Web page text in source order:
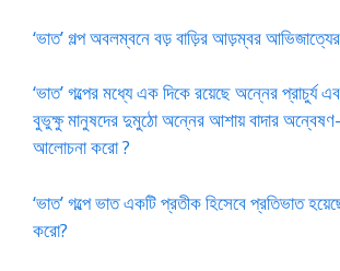
‘ভাত’ গল্প অবলম্বনে বড় বাড়ির আড়ম্বর
‘ভাত’ গল্পের মধ্যে এক দিকে রয়েছে অন্নের প্রাচুর্য
বুভুক্ষু মানুষদের দুমুঠো অন্নের আশায় বাদার অন্বেষণ-
আলোচনা করো ?
‘ভাত’ গল্পে ভাত একটি প্রতীক হিসেবে প্রতিভাত
করো?